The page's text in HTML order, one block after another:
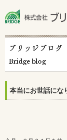
ブリッジブログ
Bridge blog
本当にお世話にな